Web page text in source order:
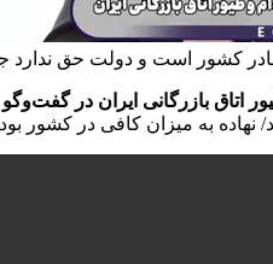
کشور است و دولت حق
بازرگانی ایران در گفت‌وگو با
نهاده به میزان کافی در